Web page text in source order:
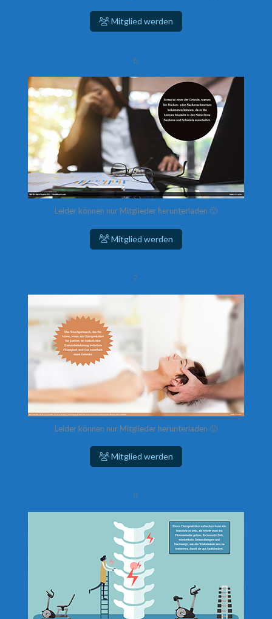
Mitglied werden
6.
Leider können nur Mitglieder herunterladen 🙁
Mitglied werden
7.
Leider können nur Mitglieder herunterladen 🙁
Mitglied werden
8.